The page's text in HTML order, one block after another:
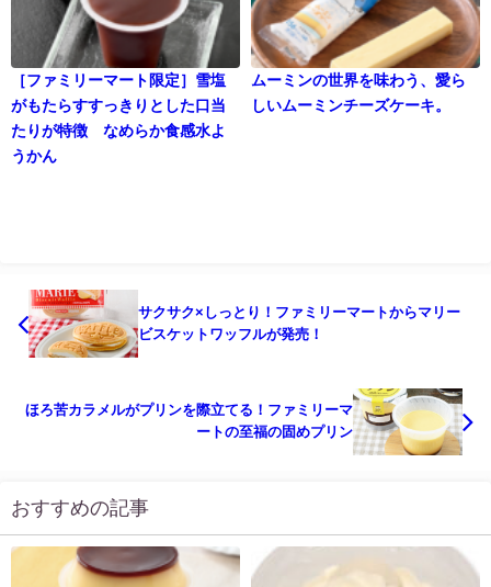
［ファミリーマート限定］雪塩
がもたらすすっきりとした口当
たりが特徴 なめらか食感水よ
うかん
ムーミンの世界を味わう、愛ら
しいムーミンチーズケーキ。
サクサク×しっとり！ファミリーマートからマリー
ビスケットワッフルが発売！
ほろ苦カラメルがプリンを際立てる！ファミリーマ
ートの至福の固めプリン
おすすめの記事